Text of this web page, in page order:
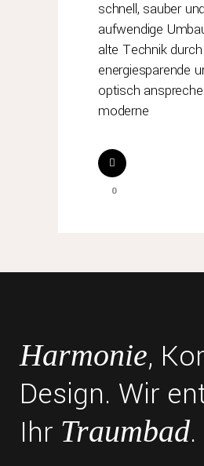
schnell, sauber
aufwendige
alte Technik durch
energiesparende
optisch
moderne
0
Harmonie,
Design. Wir
Ihr Traumbad.